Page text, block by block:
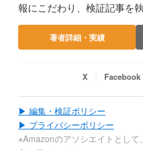
報にこだわり、検証記事を
著者詳細・実績
X Facebook
▶ 編集・検証ポリシー
▶ プライバシーポリシー
※Amazonのアソシエイトとして